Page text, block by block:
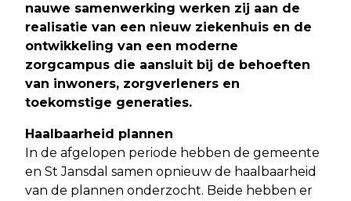
nauwe samenwerking werken zij aan de
realisatie van een nieuw ziekenhuis en de
ontwikkeling van een moderne
zorgcampus die aansluit bij de behoeften
van inwoners, zorgverleners en
toekomstige generaties.
Haalbaarheid plannen
In de afgelopen periode hebben de gemeente
en St Jansdal samen opnieuw de haalbaarheid
van de plannen onderzocht. Beide hebben er